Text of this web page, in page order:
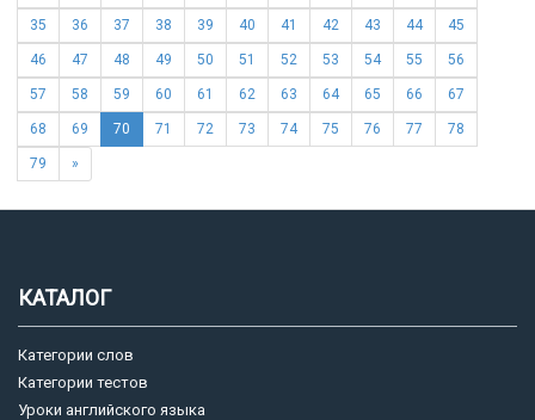
35 36 37 38 39 40 41 42 43 44 45
46 47 48 49 50 51 52 53 54 55 56
57 58 59 60 61 62 63 64 65 66 67
68 69 70 71 72 73 74 75 76 77 78
79 »
КАТАЛОГ
Категории слов
Категории тестов
Уроки английского языка